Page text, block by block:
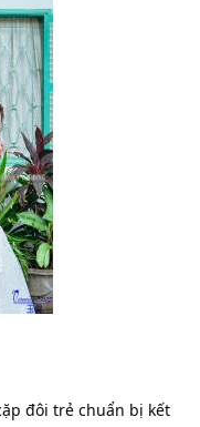
đôi trẻ chuẩn bị kết